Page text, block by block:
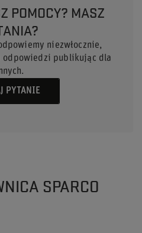
POMOCY? MASZ
niezwłocznie,
odpowiedzi publikując dla
PYTANIE
SPARCO